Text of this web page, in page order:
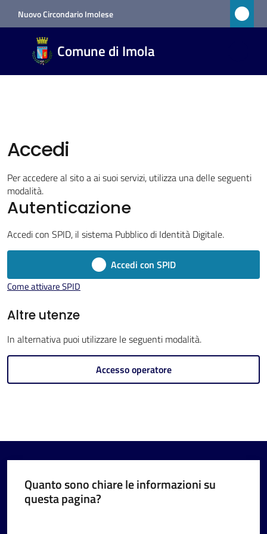
Vai al contenuto
Vai alla navigazione
Vai al footer
Nuovo Circondario Imolese
Comune di Imola
Comune
di Imola
RETE
Amministrazione
Novità
Servizi
Vivere
V
i
i
I
Accedi
Per accedere al sito a ai suoi servizi, utilizza una delle seguenti
modalità.
Autenticazione
Accedi con SPID, il sistema Pubblico di Identità Digitale.
Accedi con SPID
Come attivare SPID
Altre utenze
In alternativa puoi utilizzare le seguenti modalità.
Accesso operatore
Quanto sono chiare le informazioni su
questa pagina?